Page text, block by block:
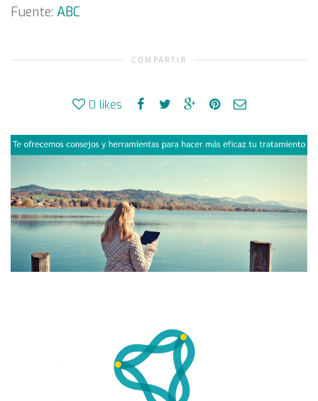
Fuente: ABC
COMPARTIR
0 likes